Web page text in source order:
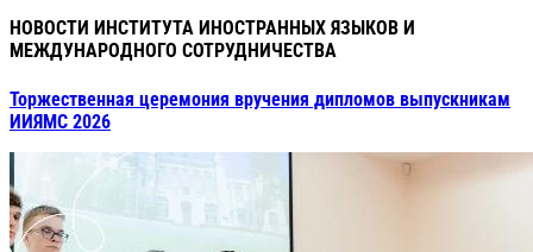
НОВОСТИ ИНСТИТУТА ИНОСТРАННЫХ ЯЗЫКОВ И
МЕЖДУНАРОДНОГО СОТРУДНИЧЕСТВА
Торжественная церемония вручения дипломов выпускникам
ИИЯМС 2026